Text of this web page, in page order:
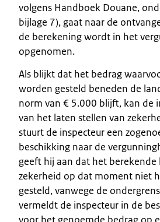
volgens Handboek Douane,
bijlage 7), gaat naar de
de berekening wordt in het
opgenomen.
Als blijkt dat het bedrag
worden gesteld beneden de
norm van € 5.000 blijft, kan de
van het laten stellen van
stuurt de inspecteur een
beschikking naar de
geeft hij aan dat het berekende
zekerheid op dat moment niet
gesteld, vanwege de
vermeldt de inspecteur in de